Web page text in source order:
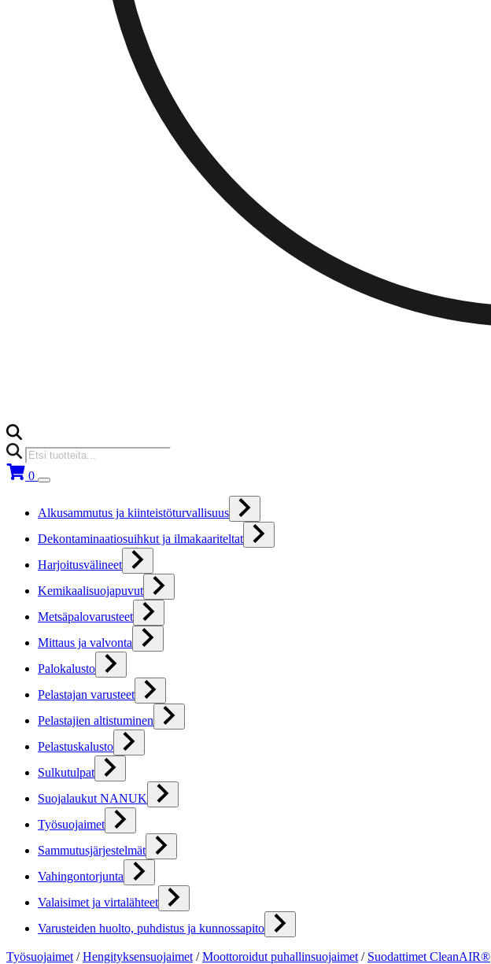
Products
search
0
Alkusammutus ja kiinteistöturvallisuus
Dekontaminaatiosuihkut ja ilmakaariteltat
Harjoitusvälineet
Kemikaalisuojapuvut
Metsäpalovarusteet
Mittaus ja valvonta
Palokalusto
Pelastajan varusteet
Pelastajien altistuminen
Pelastuskalusto
Sulkutulpat
Suojalaukut NANUK
Työsuojaimet
Sammutusjärjestelmät
Vahingontorjunta
Valaisimet ja virtalähteet
Varusteiden huolto, puhdistus ja kunnossapito
Työsuojaimet /Hengityksensuojaimet /Moottoroidut puhallinsuojaimet / Suodattimet CleanAIR®